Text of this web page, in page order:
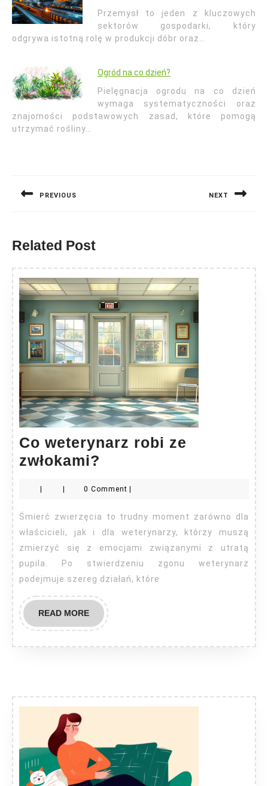
Przemysł to jeden z kluczowych
sektorów gospodarki, który
odgrywa istotną rolę w produkcji dóbr oraz…
Ogród na co dzień?
Pielęgnacja ogrodu na co dzień
wymaga systematyczności oraz
znajomości podstawowych zasad, które pomogą
utrzymać rośliny…
PREVIOUS NEXT
Related Post
Co weterynarz robi ze
zwłokami?
robi
ze
zwłokami?
0 Comment
Śmierć zwierzęcia to trudny moment zarówno dla
właścicieli, jak i dla weterynarzy, którzy muszą
zmierzyć się z emocjami związanymi z utratą
pupila. Po stwierdzeniu zgonu weterynarz
podejmuje szereg działań, które
READ MOREREAD
MORE